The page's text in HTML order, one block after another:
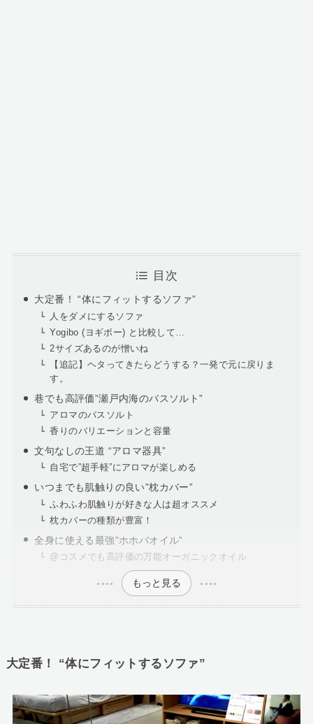
目次
大定番！ “体にフィットするソファ”
人をダメにするソファ
Yogibo (ヨギボー) と比較して…
2サイズあるのが憎いね
【追記】ヘタってきたらどうする？一発で元に戻りま
す。
巷でも高評価”瀬戸内海のバスソルト”
アロマのバスソルト
香りのバリエーションと容量
文句なしの王道 “アロマ器具”
自宅で”超手軽”にアロマが楽しめる
いつまでも肌触りの良い”枕カバー”
ふわふわ肌触りが好きな人は超オススメ
枕カバーの種類が豊富！
全身に使える最強”ホホバオイル”
@コスメでも高評価の万能オーガニックオイル
もっと見る
大定番！ “体にフィットするソファ”